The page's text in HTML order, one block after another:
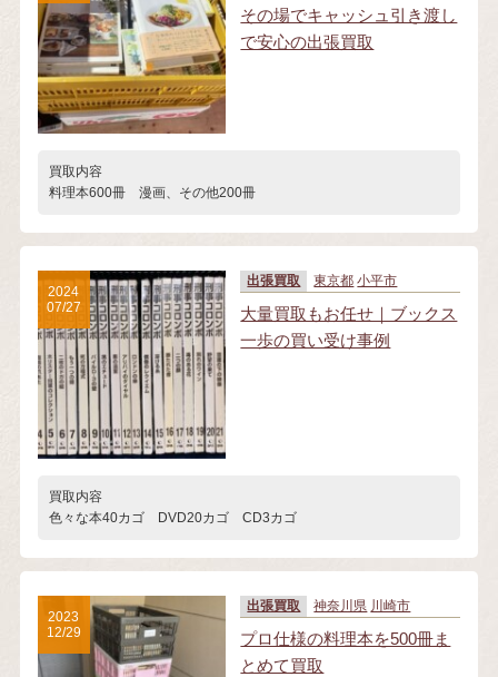
その場でキャッシュ引き渡し
で安心の出張買取
買取内容
料理本600冊 漫画、その他200冊
出張買取 東京都 小平市
大量買取もお任せ｜ブックス
一歩の買い受け事例
買取内容
色々な本40カゴ DVD20カゴ CD3カゴ
2024
07/27
出張買取 神奈川県 川崎市
プロ仕様の料理本を500冊ま
とめて買取
2023
12/29